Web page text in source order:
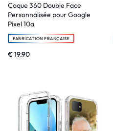
Coque 360 Double Face
Personnalisée pour Google
Pixel 10a
FABRICATION FRANÇAISE
€19.90